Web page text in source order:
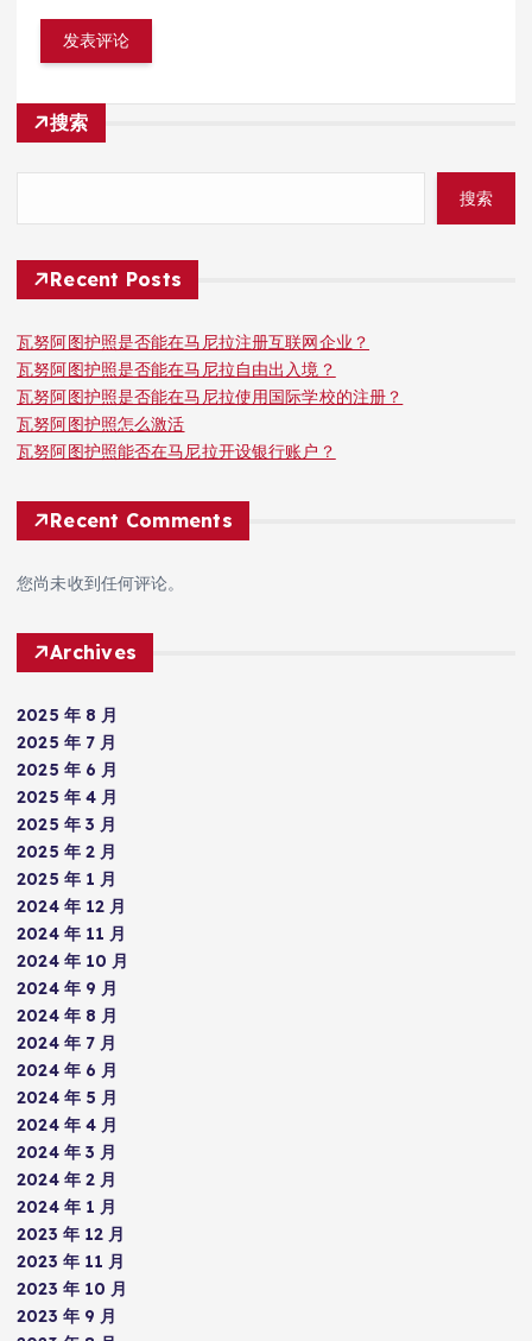
搜索
搜索
Recent Posts
瓦努阿图护照是否能在马尼拉注册互联网企业？
瓦努阿图护照是否能在马尼拉自由出入境？
瓦努阿图护照是否能在马尼拉使用国际学校的注册？
瓦努阿图护照怎么激活
瓦努阿图护照能否在马尼拉开设银行账户？
Recent Comments
您尚未收到任何评论。
Archives
2025 年 8 月
2025 年 7 月
2025 年 6 月
2025 年 4 月
2025 年 3 月
2025 年 2 月
2025 年 1 月
2024 年 12 月
2024 年 11 月
2024 年 10 月
2024 年 9 月
2024 年 8 月
2024 年 7 月
2024 年 6 月
2024 年 5 月
2024 年 4 月
2024 年 3 月
2024 年 2 月
2024 年 1 月
2023 年 12 月
2023 年 11 月
2023 年 10 月
2023 年 9 月